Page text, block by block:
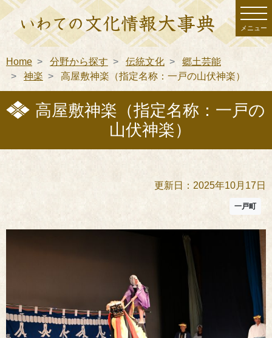
メニュー
Home 分野から探す 伝統文化
郷土芸能
神楽
高屋敷神楽（指定名称：一戸の山伏神楽）
高屋敷神楽（指定名称：一戸の
山伏神楽）
更新日：2025年10月17日
一戸町